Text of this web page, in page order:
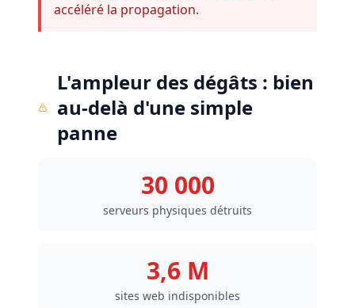
accéléré la propagation.
L'ampleur des dégâts : bien
au-delà d'une simple
panne
30 000
serveurs physiques détruits
3,6 M
sites web indisponibles